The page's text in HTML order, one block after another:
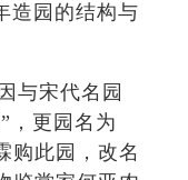
造园的结构与
与宋代名园
，更园名为
购此园，改名